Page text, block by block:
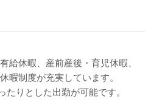
給休暇、産前産後・育児休暇、
暇制度が充実しています。
りとした出勤が可能です。